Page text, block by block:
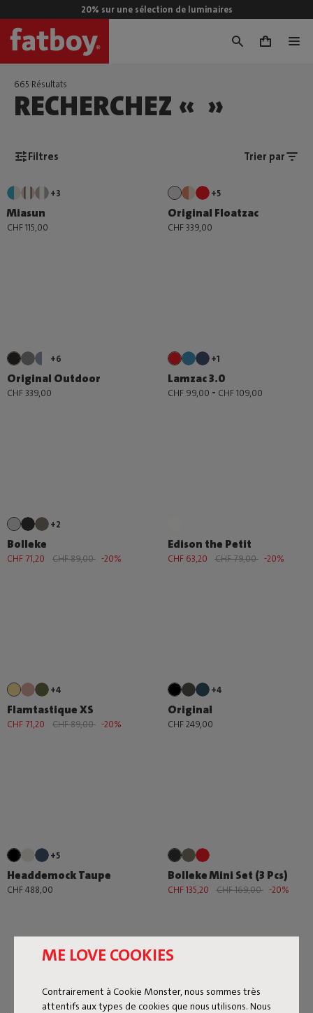
ME LOVE COOKIES
Contrairement à Cookie Monster, nous sommes très
attentifs aux types de cookies que nous utilisons. Nous
20% sur une sélection de luminaires
0
665 Résultats
RECHERCHEZ « »
Filtres Trier par
+3
Miasun
CHF 115,00
+5
Original Floatzac
CHF 339,00
+6
Original Outdoor
CHF 339,00
+1
Lamzac 3.0
CHF 99,00 - CHF 109,00
+2
Bolleke
CHF 71,20 CHF 89,00 -20%
Edison the Petit
CHF 63,20 CHF 79,00 -20%
+4
Flamtastique XS
CHF 71,20 CHF 89,00 -20%
+4
Original
CHF 249,00
+5
Headdemock Taupe
CHF 488,00
Bolleke Mini Set (3 Pcs)
CHF 135,20 CHF 169,00 -20%